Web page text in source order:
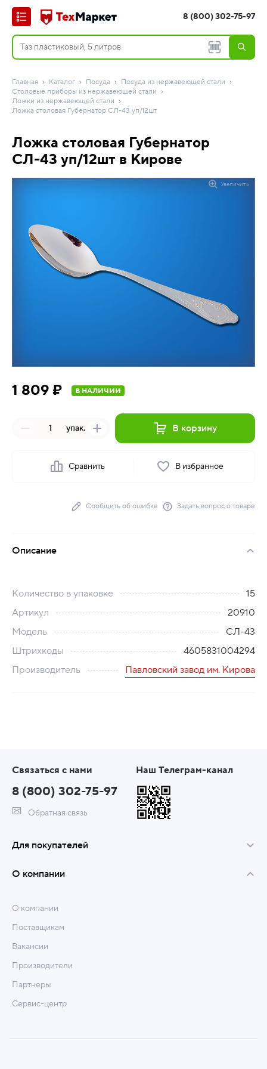
8 (800) 302-75-97
Главная Каталог Посуда
Посуда из нержавеющей стали
Столовые приборы из нержавеющей стали
Ложки из нержавеющей стали
Ложка столовая Губернатор СЛ-43 уп/12шт
Ложка столовая Губернатор
СЛ-43 уп/12шт в Кирове
Увеличить
1 809 ₽ В НАЛИЧИИ
упак. В корзину
Сравнить В избранное
Сообщить об ошибке Задать вопрос о товаре
Описание
Количество в упаковке
15
Артикул
20910
Модель
СЛ-43
Штрихкоды
4605831004294
Производитель
Павловский завод им. Кирова
Связаться с нами
8 (800) 302-75-97
Обратная связь
Наш Телеграм-канал
Для покупателей
О компании
О компании
Поставщикам
Вакансии
Производители
Партнеры
Сервис-центр